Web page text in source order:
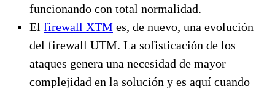
funcionando con total normalidad.
El firewall XTM es, de nuevo, una evolución
del firewall UTM. La sofisticación de los
ataques genera una necesidad de mayor
complejidad en la solución y es aquí cuando